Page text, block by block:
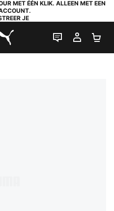
MET ÉÉN KLIK. ALLEEN MET EEN
JE
LIVE CHAT
MIJN